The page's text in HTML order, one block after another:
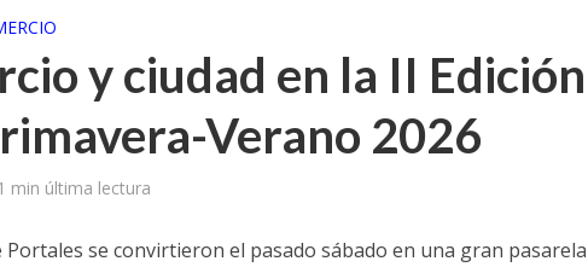
y ciudad en la II Edición
Verano 2026
min última lectura
Portales se convirtieron el pasado sábado en una gran pasarela